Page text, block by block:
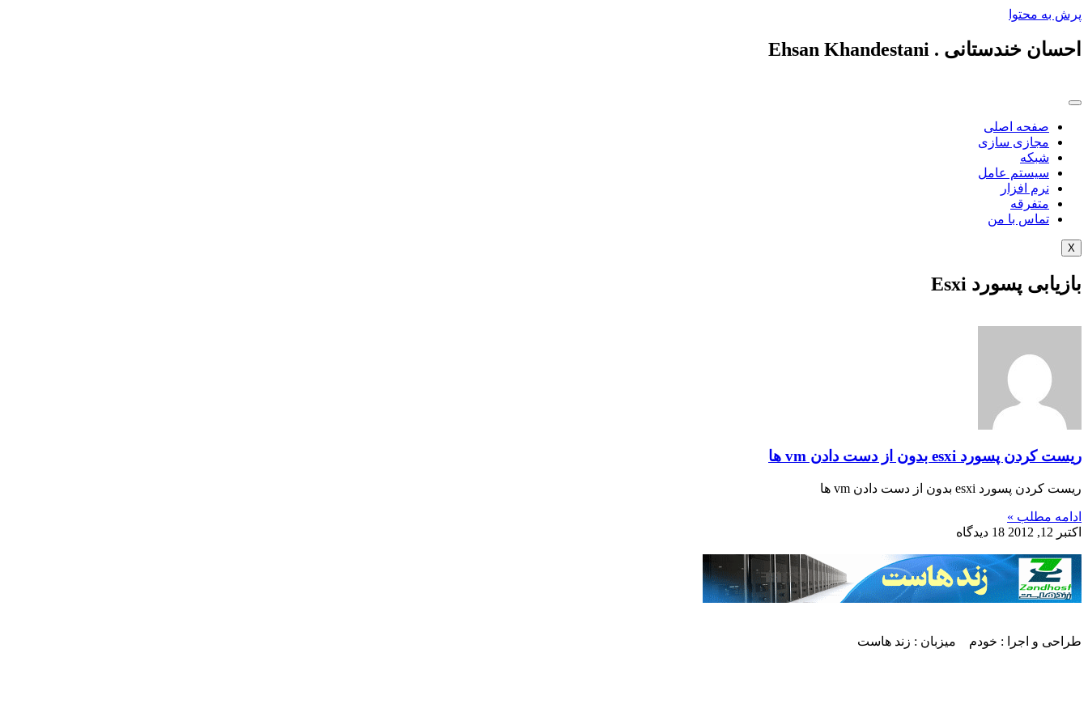
پرش به محتوا
احسان خندستانی . Ehsan Khandestani
صفحه اصلی
مجازی سازی
شبکه
سیستم عامل
نرم افزار
متفرقه
تماس با من
X
بازیابی پسورد Esxi
ریست کردن پسورد esxi بدون از دست دادن vm ها
ریست کردن پسورد esxi بدون از دست دادن vm ها
ادامه مطلب »
اکتبر 12, 2012
18 دیدگاه
طراحی و اجرا : خودم میزبان : زند هاست